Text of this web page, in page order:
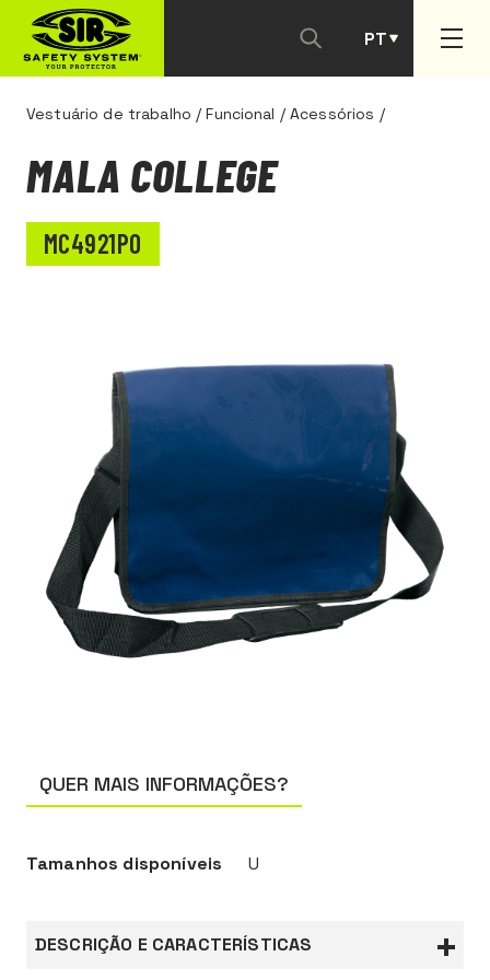
PT
ES
Vestuário de trabalho /Funcional /Acessórios /
QUER MAIS INFORMAÇÕES?
Tamanhos disponíveis U
DESCRIÇÃO E CARACTERÍSTICAS
MALA COLLEGE
MC4921P0